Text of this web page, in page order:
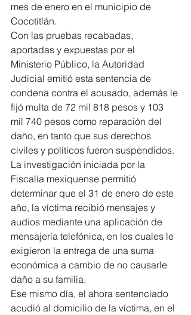
mes de enero en el municipio de
Cocotitlán.
Con las pruebas recabadas,
aportadas y expuestas por el
Ministerio Público, la Autoridad
Judicial emitió esta sentencia de
condena contra el acusado, además le
fijó multa de 72 mil 818 pesos y 103
mil 740 pesos como reparación del
daño, en tanto que sus derechos
civiles y políticos fueron suspendidos.
La investigación iniciada por la
Fiscalía mexiquense permitió
determinar que el 31 de enero de este
año, la víctima recibió mensajes y
audios mediante una aplicación de
mensajería telefónica, en los cuales le
exigieron la entrega de una suma
económica a cambio de no causarle
daño a su familia.
Ese mismo día, el ahora sentenciado
acudió al domicilio de la víctima, en el